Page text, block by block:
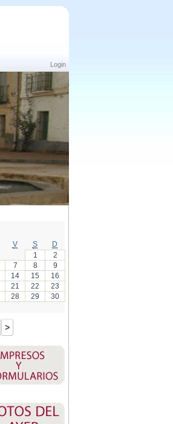
Login
V S
D
1
2
7 8
9
14 15
16
21 22
23
28 29
30